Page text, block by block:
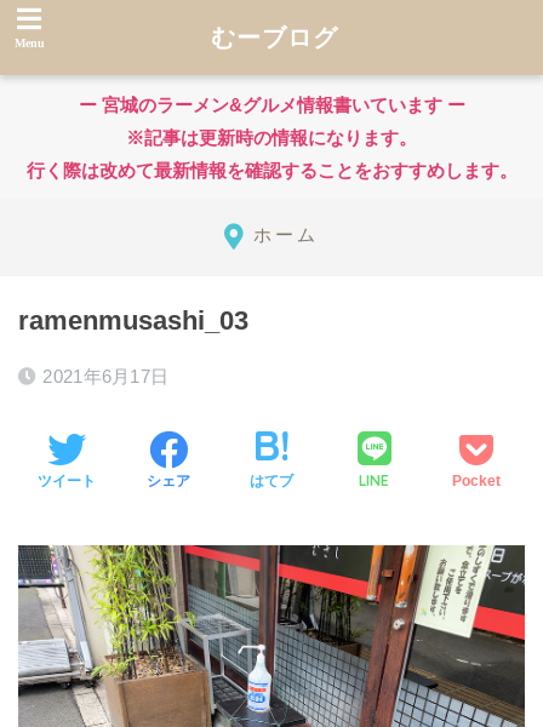
むーブログ
ー 宮城のラーメン&グルメ情報書いています ー
※記事は更新時の情報になります。
行く際は改めて最新情報を確認することをおすすめします。
ホーム
ramenmusashi_03
2021年6月17日
ツイート シェア はてブ LINE Pocket